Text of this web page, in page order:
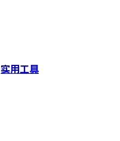
实用工具